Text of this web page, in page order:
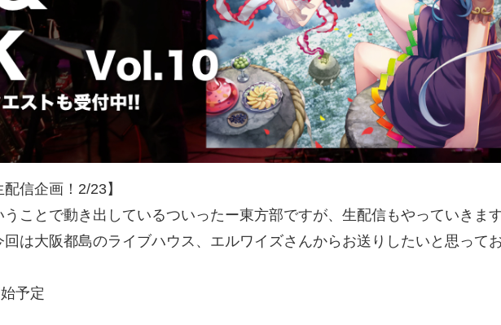
信企画！2/23】
ことで動き出しているついったー東方部ですが、生配信もやっていきま
回は大阪都島のライブハウス、エルワイズさんからお送りしたいと思って
予定